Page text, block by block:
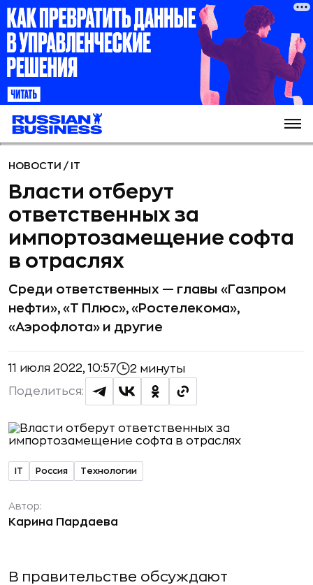
НОВОСТИ / IT
Власти отберут
ответственных за
импортозамещение софта
в отраслях
Среди ответственных — главы «Газпром
нефти», «Т Плюс», «Ростелекома»,
«Аэрофлота» и другие
11 июля 2022, 10:57 2 минуты
Поделиться:
IT Россия Технологии
Автор:
Карина Пардаева
В правительстве обсуждают